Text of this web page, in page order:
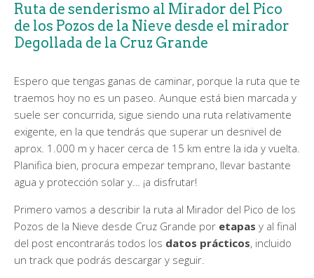
Ruta de senderismo al Mirador del Pico
de los Pozos de la Nieve desde el mirador
Degollada de la Cruz Grande
Espero que tengas ganas de caminar, porque la ruta que te
traemos hoy no es un paseo. Aunque está bien marcada y
suele ser concurrida, sigue siendo una ruta relativamente
exigente, en la que tendrás que superar un desnivel de
aprox. 1.000 m y hacer cerca de 15 km entre la ida y vuelta.
Planifica bien, procura empezar temprano, llevar bastante
agua y protección solar y… ¡a disfrutar!
Primero vamos a describir la ruta al Mirador del Pico de los
Pozos de la Nieve desde Cruz Grande por etapas y al final
del post encontrarás todos los datos prácticos, incluido
un track que podrás descargar y seguir.